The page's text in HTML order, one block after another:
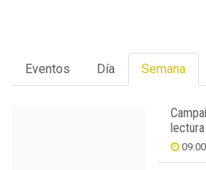
Eventos Día Semana
lectura
09:00